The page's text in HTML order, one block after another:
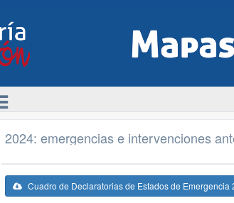
2024: emergencias e intervenciones
Cuadro de Declaratorias de Estados de Emergencia